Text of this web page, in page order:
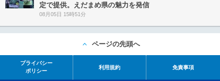
定で提供。えだまめ県の魅力を発信
08月05日 15時51分
ページの先頭へ
プライバシー
ポリシー
利用規約 免責事項